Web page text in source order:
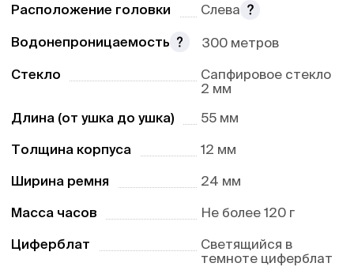
Расположение головки Слева
Водонепроницаемость 300 метров
Стекло
Сапфировое стекло
2 мм
Длина (от ушка до ушка)
55 мм
Толщина корпуса 12 мм
Ширина ремня 24 мм
Масса часов Не более 120 г
Циферблат
Светящийся в
темноте циферблат